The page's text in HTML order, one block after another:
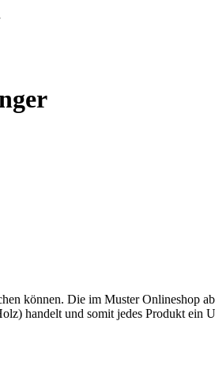
können. Die im Muster Onlineshop
handelt und somit jedes Produkt ein